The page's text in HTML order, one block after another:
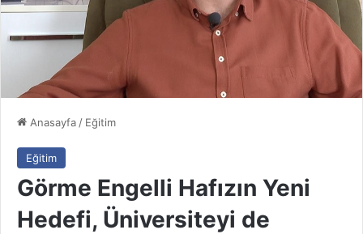
Anasayfa / Eğitim
Eğitim
Görme Engelli Hafızın Yeni
Hedefi, Üniversiteyi de